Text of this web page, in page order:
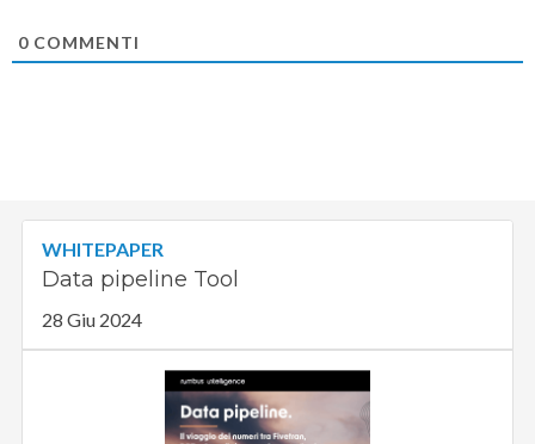
0 COMMENTI
WHITEPAPER
Data pipeline Tool
28 Giu 2024